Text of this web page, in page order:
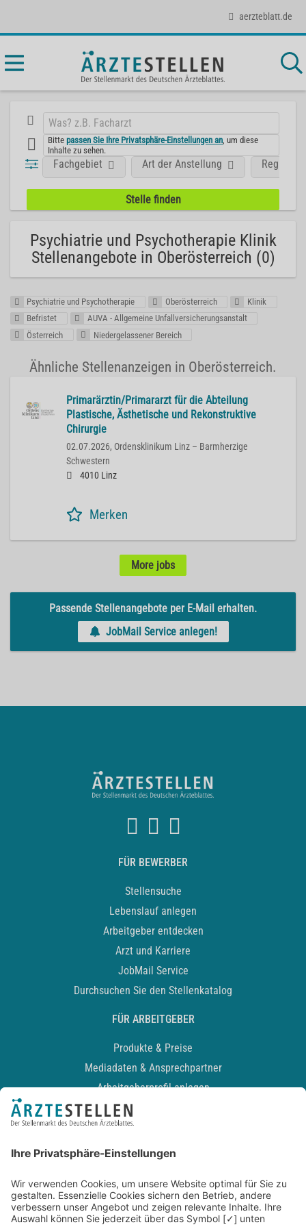
aerzteblatt.de
Bittepassen Sie Ihre Privatsphäre-Einstellungen an , um diese
Inhalte zu sehen.
Fachgebiet Art der Anstellung Region
Psychiatrie und Psychotherapie Klinik
Stellenangebote in Oberösterreich (0)
Psychiatrie und Psychotherapie Oberösterreich
Klinik
Befristet
AUVA - Allgemeine Unfallversicherungsanstalt
Österreich
Niedergelassener Bereich
Ähnliche Stellenanzeigen in Oberösterreich.
Primarärztin/Primararzt für die Abteilung
Plastische, Ästhetische und Rekonstruktive
Chirurgie
02.07.2026, Ordensklinikum Linz – Barmherzige
Schwestern
4010 Linz
Merken
More jobs
Passende Stellenangebote per E-Mail erhalten.
JobMail Service anlegen!
FÜR BEWERBER
Stellensuche
Lebenslauf anlegen
Arbeitgeber entdecken
Arzt und Karriere
JobMail Service
Durchsuchen Sie den Stellenkatalog
FÜR ARBEITGEBER
Produkte & Preise
Mediadaten & Ansprechpartner
Arbeitgeberprofil anlegen
Recruiting-Podcast
Kontakt
Datenschutz
Newsletter